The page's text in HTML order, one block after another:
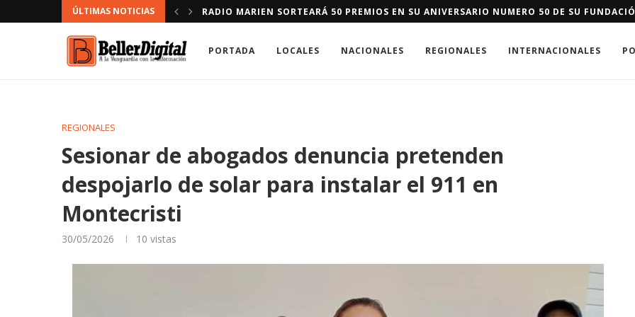
ÚLTIMAS NOTICIAS DEFENSOR DEL PUEBLO IMPULSA EN DAJABÓN SISTEMA DE ALERTA Y RESPUESTA
PORTADA LOCALES NACIONALES REGIONALES INTERNACIONALES
REGIONALES
Sesionar de abogados denuncia pretenden
despojarlo de solar para instalar el 911 en
Montecristi
30/05/2026 10 vistas